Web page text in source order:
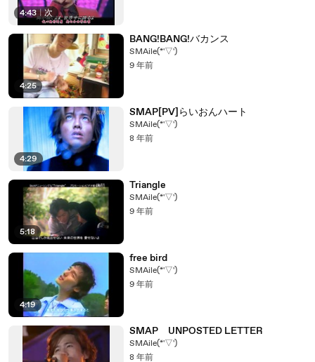
4:43 | 次
4:25
BANG!BANG!バカンス
SMAile(*'▽')
9 年前
4:29
SMAP[PV]らいおんハート
SMAile(*'▽')
8 年前
5:18
Triangle
SMAile(*'▽')
9 年前
4:19
free bird
SMAile(*'▽')
9 年前
SMAP UNPOSTED LETTER
SMAile(*'▽')
8 年前